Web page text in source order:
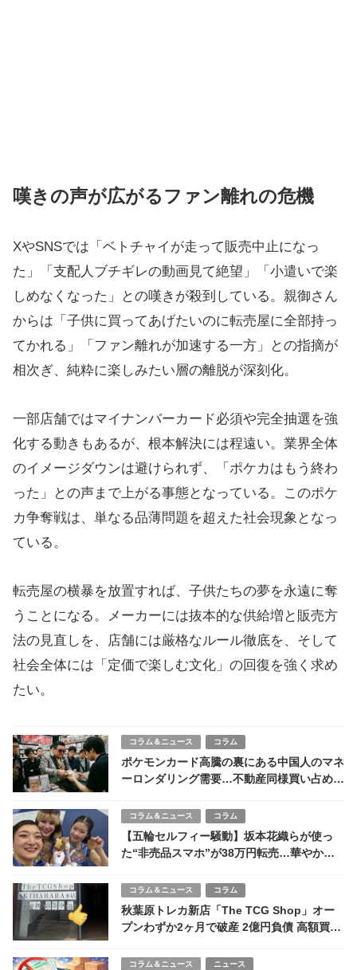
嘆きの声が広がるファン離れの危機
XやSNSでは「ベトチャイが走って販売中止になっ
た」「支配人ブチギレの動画見て絶望」「小遣いで楽
しめなくなった」との嘆きが殺到している。親御さん
からは「子供に買ってあげたいのに転売屋に全部持っ
てかれる」「ファン離れが加速する一方」との指摘が
相次ぎ、純粋に楽しみたい層の離脱が深刻化。
一部店舗ではマイナンバーカード必須や完全抽選を強
化する動きもあるが、根本解決には程遠い。業界全体
のイメージダウンは避けられず、「ポケカはもう終わ
った」との声まで上がる事態となっている。このポケ
カ争奪戦は、単なる品薄問題を超えた社会現象となっ
ている。
転売屋の横暴を放置すれば、子供たちの夢を永遠に奪
うことになる。メーカーには抜本的な供給増と販売方
法の見直しを、店舗には厳格なルール徹底を、そして
社会全体には「定価で楽しむ文化」の回復を強く求め
たい。
コラム＆ニュース コラム
ポケモンカード高騰の裏にある中国人のマネ
ーロンダリング需要…不動産同様買い占めら
コラム＆ニュース コラム
【五輪セルフィー騒動】坂本花織らが使っ
た“非売品スマホ”が38万円転売…華やかな
コラム＆ニュース コラム
秋葉原トレカ新店「The TCG Shop」オー
プンわずか2ヶ月で破産 2億円負債 高額買取
コラム＆ニュース ニュース